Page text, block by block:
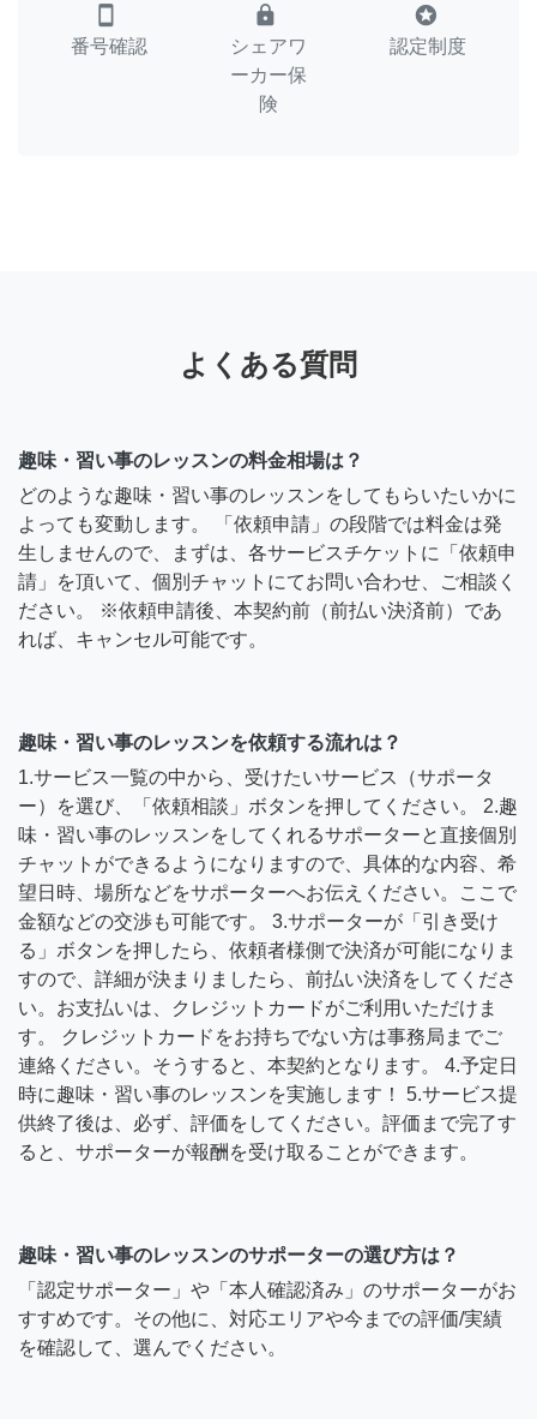
smartphone
番号確認
lock
シェアワ
ーカー保
険
stars
認定制度
よくある質問
趣味・習い事のレッスンの料金相場は？
どのような趣味・習い事のレッスンをしてもらいたいかに
よっても変動します。 「依頼申請」の段階では料金は発
生しませんので、まずは、各サービスチケットに「依頼申
請」を頂いて、個別チャットにてお問い合わせ、ご相談く
ださい。 ※依頼申請後、本契約前（前払い決済前）であ
れば、キャンセル可能です。
趣味・習い事のレッスンを依頼する流れは？
1.サービス一覧の中から、受けたいサービス（サポータ
ー）を選び、「依頼相談」ボタンを押してください。 2.趣
味・習い事のレッスンをしてくれるサポーターと直接個別
チャットができるようになりますので、具体的な内容、希
望日時、場所などをサポーターへお伝えください。ここで
金額などの交渉も可能です。 3.サポーターが「引き受け
る」ボタンを押したら、依頼者様側で決済が可能になりま
すので、詳細が決まりましたら、前払い決済をしてくださ
い。お支払いは、クレジットカードがご利用いただけま
す。 クレジットカードをお持ちでない方は事務局までご
連絡ください。そうすると、本契約となります。 4.予定日
時に趣味・習い事のレッスンを実施します！ 5.サービス提
供終了後は、必ず、評価をしてください。評価まで完了す
ると、サポーターが報酬を受け取ることができます。
趣味・習い事のレッスンのサポーターの選び方は？
「認定サポーター」や「本人確認済み」のサポーターがお
すすめです。その他に、対応エリアや今までの評価/実績
を確認して、選んでください。